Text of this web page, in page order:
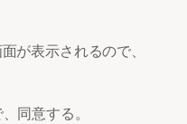
が表示されるので、
同意する。